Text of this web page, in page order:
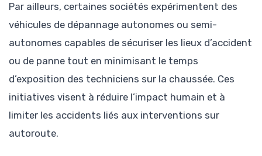
Par ailleurs, certaines sociétés expérimentent des
véhicules de dépannage autonomes ou semi-
autonomes capables de sécuriser les lieux d’accident
ou de panne tout en minimisant le temps
d’exposition des techniciens sur la chaussée. Ces
initiatives visent à réduire l’impact humain et à
limiter les accidents liés aux interventions sur
autoroute.